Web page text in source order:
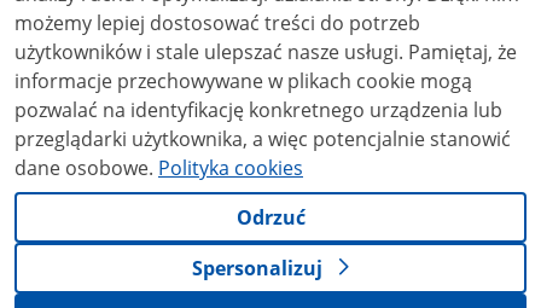
możemy lepiej dostosować treści do potrzeb
użytkowników i stale ulepszać nasze usługi. Pamiętaj, że
informacje przechowywane w plikach cookie mogą
pozwalać na identyfikację konkretnego urządzenia lub
przeglądarki użytkownika, a więc potencjalnie stanowić
dane osobowe. Polityka cookies
Odrzuć
Spersonalizuj